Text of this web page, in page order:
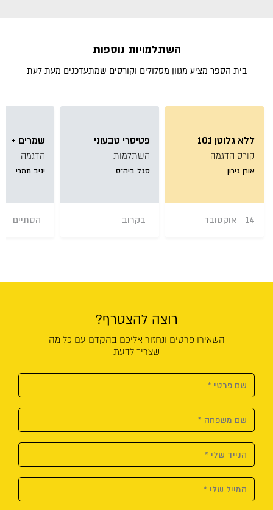
השתלמויות נוספות
בית הספר מציע מגוון מסלולים וקורסים שמתעדכנים מעת לעת
ללא גלוטן 101
קורס הדגמה
אורן גירון
14 אוקטובר
פטיסרי טבעוני
השתלמות
סגל ביה״ס
בקרוב
שמרים +
הדגמה
יניב תמרי
הסתיים
רוצה להצטרף?
השאירו פרטים ונחזור אליכם בהקדם עם כל מה
שצריך לדעת